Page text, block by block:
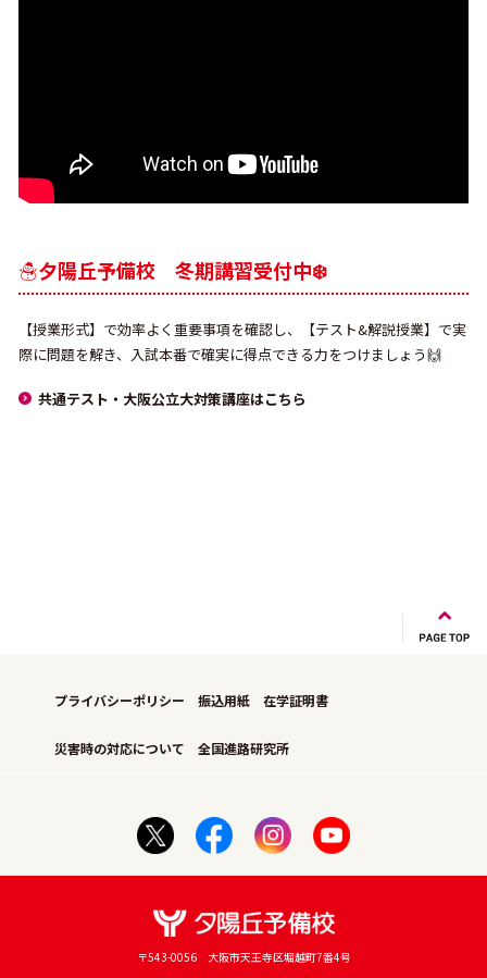
☃️夕陽丘予備校 冬期講習受付中❄️
【授業形式】で効率よく重要事項を確認し、【テスト&解説授業】で実
際に問題を解き、入試本番で確実に得点できる力をつけましょう🙌
共通テスト・大阪公立大対策講座はこちら
プライバシーポリシー 振込用紙 在学証明書
災害時の対応について 全国進路研究所
〒543-0056 大阪市天王寺区堀越町7番4号